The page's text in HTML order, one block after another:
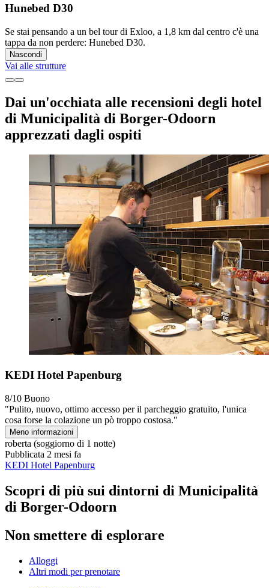
Hunebed D30
Se stai pensando a un bel tour di Exloo, a 1,8 km dal centro c'è una
tappa da non perdere: Hunebed D30.
Nascondi
Vai alle strutture
Dai un'occhiata alle recensioni degli hotel
di Municipalità di Borger-Odoorn
apprezzati dagli ospiti
KEDI Hotel Papenburg
8/10 Buono
"Pulito, nuovo, ottimo accesso per il parcheggio gratuito, l'unica
cosa forse la colazione un pò troppo costosa."
Meno informazioni
roberta (soggiorno di 1 notte)
Pubblicata 2 mesi fa
KEDI Hotel Papenburg
Scopri di più sui dintorni di Municipalità
di Borger-Odoorn
Non smettere di esplorare
Alloggi
Altri modi per prenotare